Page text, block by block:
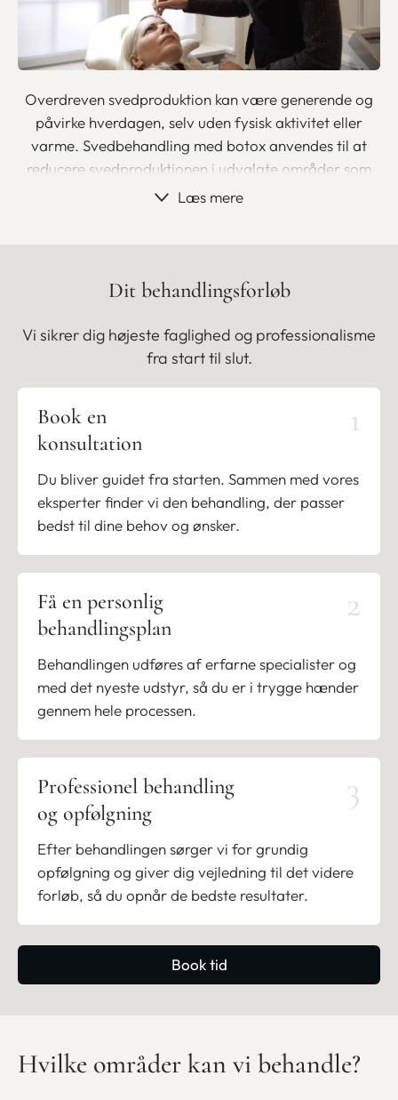
Overdreven svedproduktion kan være generende og
påvirke hverdagen, selv uden fysisk aktivitet eller
varme. Svedbehandling med botox anvendes til at
reducere svedproduktionen i udvalgte områder som
armhuler, hænder eller fødder.
Botox virker ved midlertidigt at blokere de
nerveimpulser, som aktiverer svedkirtlerne i det
reduceres svedkirtlernes aktivitet.
Behandlingen påvirker udelukkende de lokale
svedkirtler og ændrer ikke kroppens evne til at
regulere temperatur generelt. Effekten udvikler sig
typisk i løbet af få dage efter behandlingen.
Resultatet er en markant reduceret svedproduktion i
det behandlede område og en mere tør og behagelig
Book konsultation
Læs mere
Dit behandlingsforløb
Vi sikrer dig højeste faglighed og professionalisme
fra start til slut.
Book en
konsultation
1
Du bliver guidet fra starten. Sammen med vores
eksperter finder vi den behandling, der passer
bedst til dine behov og ønsker.
Få en personlig
behandlingsplan
2
Behandlingen udføres af erfarne specialister og
med det nyeste udstyr, så du er i trygge hænder
gennem hele processen.
Professionel behandling
og opfølgning
3
Efter behandlingen sørger vi for grundig
opfølgning og giver dig vejledning til det videre
forløb, så du opnår de bedste resultater.
Book tid
Hvilke områder kan vi behandle?